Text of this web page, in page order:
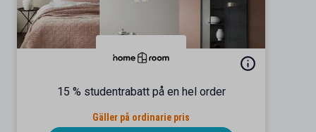
15 % studentrabatt på en hel order
Gäller på ordinarie pris